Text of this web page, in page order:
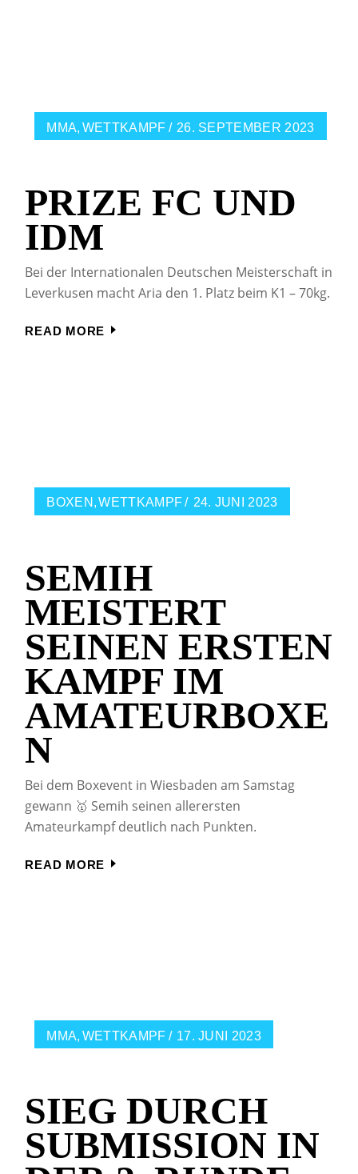
MMA WETTKAMPF 26. SEPTEMBER 2023
PRIZE FC UND
IDM
Bei der Internationalen Deutschen Meisterschaft in
Leverkusen macht Aria den 1. Platz beim K1 – 70kg.
READ MORE
BOXEN WETTKAMPF 24. JUNI 2023
SEMIH
MEISTERT
SEINEN ERSTEN
KAMPF IM
AMATEURBOXE
N
Bei dem Boxevent in Wiesbaden am Samstag
gewann 🥇 Semih seinen allerersten
Amateurkampf deutlich nach Punkten.
READ MORE
MMA WETTKAMPF 17. JUNI 2023
SIEG DURCH
SUBMISSION IN